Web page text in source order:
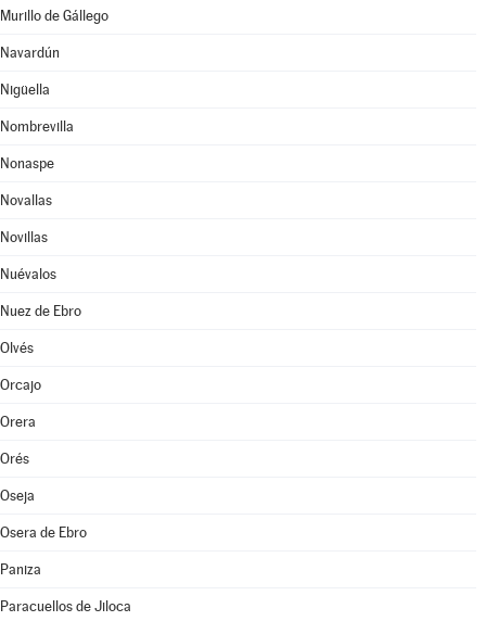
Murillo de Gállego
Navardún
Nigüella
Nombrevilla
Nonaspe
Novallas
Novillas
Nuévalos
Nuez de Ebro
Olvés
Orcajo
Orera
Orés
Oseja
Osera de Ebro
Paniza
Paracuellos de Jiloca